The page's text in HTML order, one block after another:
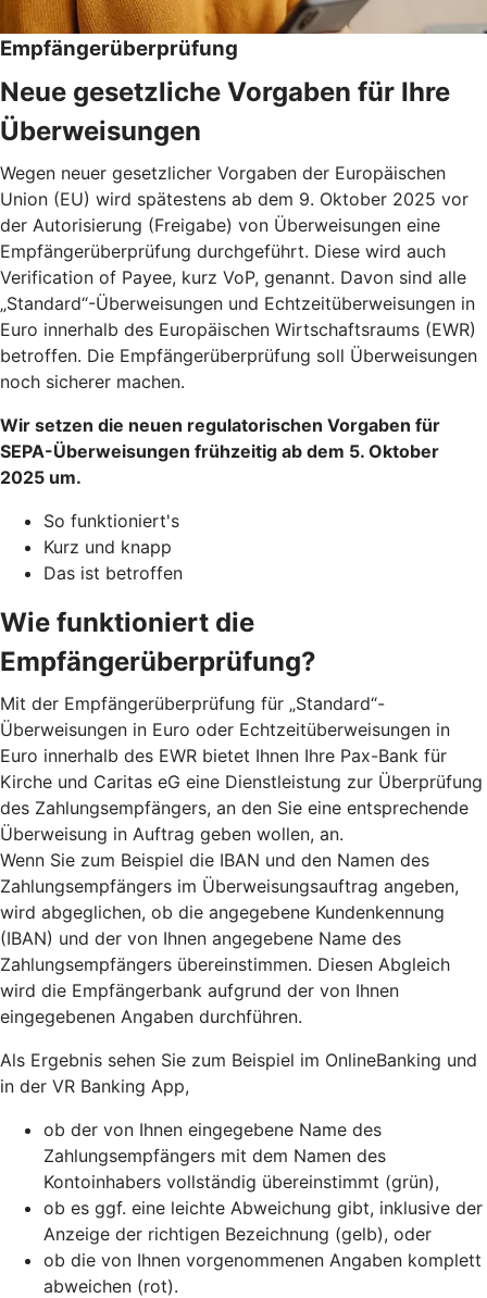
Empfängerüberprüfung
Neue gesetzliche Vorgaben für Ihre
Überweisungen
Wegen neuer gesetzlicher Vorgaben der Europäischen
Union (EU) wird spätestens ab dem 9. Oktober 2025 vor
der Autorisierung (Freigabe) von Überweisungen eine
Empfängerüberprüfung durchgeführt. Diese wird auch
Verification of Payee, kurz VoP, genannt. Davon sind alle
„Standard“-Überweisungen und Echtzeitüberweisungen in
Euro innerhalb des Europäischen Wirtschaftsraums (EWR)
betroffen. Die Empfängerüberprüfung soll Überweisungen
noch sicherer machen.
Wir setzen die neuen regulatorischen Vorgaben für
SEPA-Überweisungen frühzeitig ab dem 5. Oktober
2025 um.
So funktioniert's
Kurz und knapp
Das ist betroffen
Wie funktioniert die
Empfängerüberprüfung?
Mit der Empfängerüberprüfung für „Standard“-
Überweisungen in Euro oder Echtzeitüberweisungen in
Euro innerhalb des EWR bietet Ihnen Ihre Pax-Bank für
Kirche und Caritas eG eine Dienstleistung zur Überprüfung
des Zahlungsempfängers, an den Sie eine entsprechende
Überweisung in Auftrag geben wollen, an.
Wenn Sie zum Beispiel die IBAN und den Namen des
Zahlungsempfängers im Überweisungsauftrag angeben,
wird abgeglichen, ob die angegebene Kundenkennung
(IBAN) und der von Ihnen angegebene Name des
Zahlungsempfängers übereinstimmen. Diesen Abgleich
wird die Empfängerbank aufgrund der von Ihnen
eingegebenen Angaben durchführen.
Als Ergebnis sehen Sie zum Beispiel im OnlineBanking und
in der VR Banking App,
ob der von Ihnen eingegebene Name des
Zahlungsempfängers mit dem Namen des
Kontoinhabers vollständig übereinstimmt (grün),
ob es ggf. eine leichte Abweichung gibt, inklusive der
Anzeige der richtigen Bezeichnung (gelb), oder
ob die von Ihnen vorgenommenen Angaben komplett
abweichen (rot).